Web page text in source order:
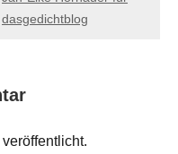
dasgedichtblog